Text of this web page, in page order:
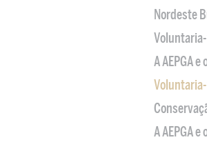
Nordeste
A AEPGA
A AEPGA